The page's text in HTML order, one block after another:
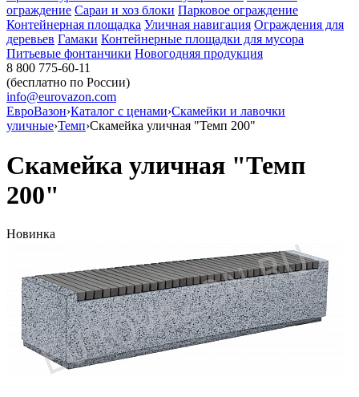
ограждение Сараи и хоз блоки Парковое ограждение
Контейнерная площадка Уличная навигация Ограждения для
деревьев Гамаки Контейнерные площадки для мусора
Питьевые фонтанчики Новогодняя продукция
8 800 775-60-11
(бесплатно по России)
info@eurovazon.com
ЕвроВазон›Каталог с ценами›Скамейки и лавочки
уличные›Темп›Скамейка уличная "Темп 200"
Скамейка уличная "Темп
200"
Новинка